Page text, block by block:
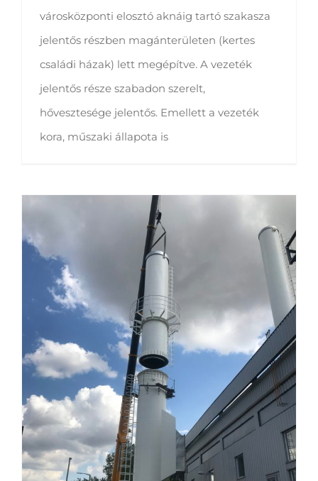
városközponti elosztó aknáig tartó szakasza
jelentős részben magánterületen (kertes
családi házak) lett megépítve. A vezeték
jelentős része szabadon szerelt,
hővesztesége jelentős. Emellett a vezeték
kora, műszaki állapota is